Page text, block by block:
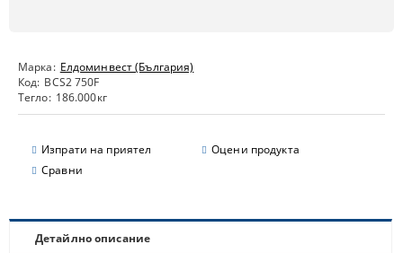
Марка: Елдоминвест (България)
Код: BCS2 750F
Тегло: 186.000кг
Изпрати на приятел
Оцени продукта
Сравни
Детайлно описание